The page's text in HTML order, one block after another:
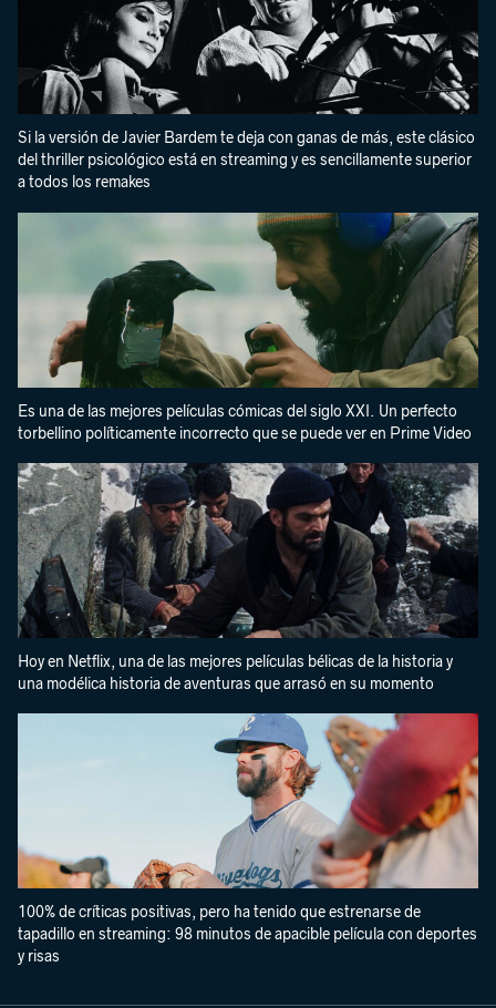
Si la versión de Javier Bardem te deja con ganas de más, este clásico
del thriller psicológico está en streaming y es sencillamente superior
a todos los remakes
Es una de las mejores películas cómicas del siglo XXI. Un perfecto
torbellino políticamente incorrecto que se puede ver en Prime Video
Hoy en Netflix, una de las mejores películas bélicas de la historia y
una modélica historia de aventuras que arrasó en su momento
100% de críticas positivas, pero ha tenido que estrenarse de
tapadillo en streaming: 98 minutos de apacible película con deportes
y risas